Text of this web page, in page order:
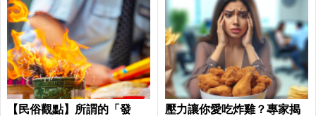
【民俗觀點】所謂的「發
壓力讓你愛吃炸雞？專家揭